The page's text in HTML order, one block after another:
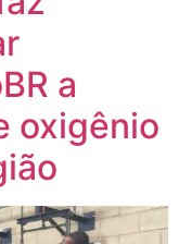
a
oxigênio